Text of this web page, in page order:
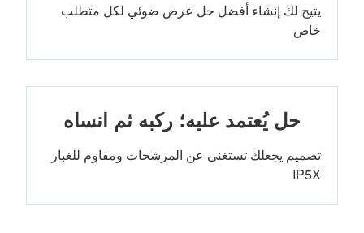
يتيح لك إنشاء أفضل حل عرض ضوئي لكل متطلب
خاص
حل يُعتمد عليه؛ ركبه ثم انساه
تصميم يجعلك تستغنى عن المرشحات ومقاوم للغبار
IP5X